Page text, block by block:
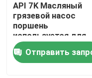
Главная страница
Продукция
API 7K Масляный
грязевой насос
поршень
используется для
F800 лошадиных
нефти и газа
Отправить